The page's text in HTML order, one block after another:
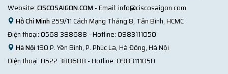
Website:CISCOSAIGON.COM - Email:info@ciscosaigon.com
Hồ Chí Minh259/11 Cách Mạng Tháng 8, Tân Bình, HCMC
Điện thoại:0568 388688 - Hotline:0983111050
Hà Nội190 P. Yên Bình, P. Phúc La, Hà Đông, Hà Nội
Điện thoại:0522 388688 - Hotline:0983111050